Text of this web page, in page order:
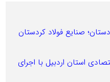
صنایع فولاد کردستان
استان اردبیل با اجرای